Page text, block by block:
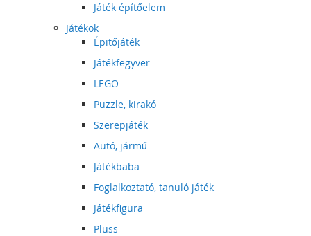
Játék építőelem
Játékok
Épitőjáték
Játékfegyver
LEGO
Puzzle, kirakó
Szerepjáték
Autó, jármű
Játékbaba
Foglalkoztató, tanuló játék
Játékfigura
Plüss